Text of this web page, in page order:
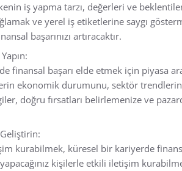
iş yapma tarzı, değerleri ve
ve yerel iş etiketlerine saygı
başarınızı artıracaktır.
finansal başarı elde etmek için piyasa
ekonomik durumunu, sektör
doğru fırsatları belirlemenize ve
kurabilmek, küresel bir kariyerde
kişilerle etkili iletişim